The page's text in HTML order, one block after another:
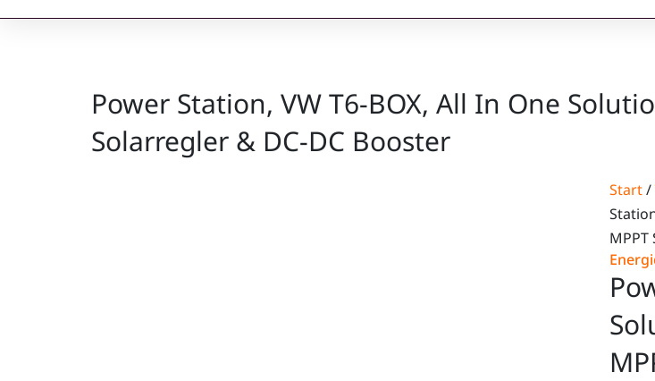
Power Station, VW T6-BOX, All In One
Solarregler & DC-DC Booster
Start/